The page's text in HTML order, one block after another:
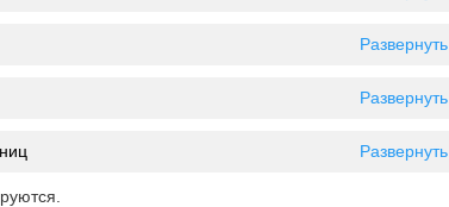
Развернуть
Развернуть
Развернуть